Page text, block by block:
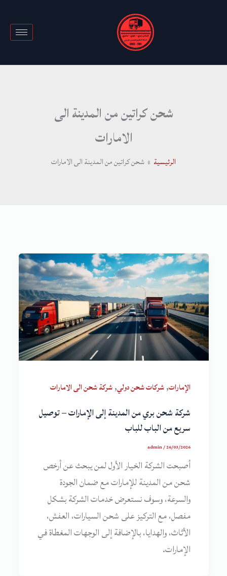
شحن كراتين من المدينة الى
الامارات
الرئيسية شحن كراتين من المدينة الى الامارات
الإمارات,شركات شحن دولي,شركة شحن الى الامارات
شركة شحن بري من المدينة إلى الإمارات – توصيل
سريع من الباب للباب
admin/26/03/2026
أصبحت الشركة الخيار الأول لمن يبحث عن أرخص
شحن من المدينة للإمارات مع ضمان الجودة
والسرعة، وسوف نستعرض خدمات الشركة بشكل
مفصل، مع التركيز على شحن السيارات، العفش،
الأثاث، والهدايا، بالإضافة إلى الوجهات المغطاة في
الإمارات.